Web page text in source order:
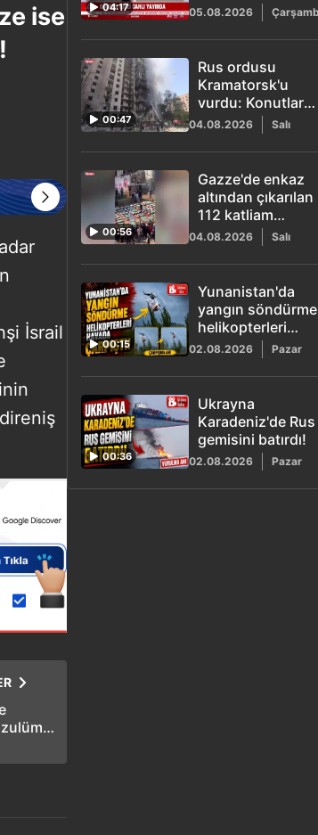
ise
İsrail
araç
04:17 05.08.2026
00:47
Rus ordusu
Kramatorsk'u
vurdu: Konutlarda
yangın çıktı
04.08.2026 Salı
00:56
Gazze'de enkaz
altından çıkarılan
112 katliam
mağduru için
toplu tören
düzenlendi
04.08.2026 Salı
00:15
Yunanistan'da
yangın söndürme
helikopterleri
havada çarpıştı:
kamerada!
02.08.2026 Pazar
00:36
Ukrayna
Karadeniz'de Rus
gemisini batırdı!
02.08.2026 Pazar